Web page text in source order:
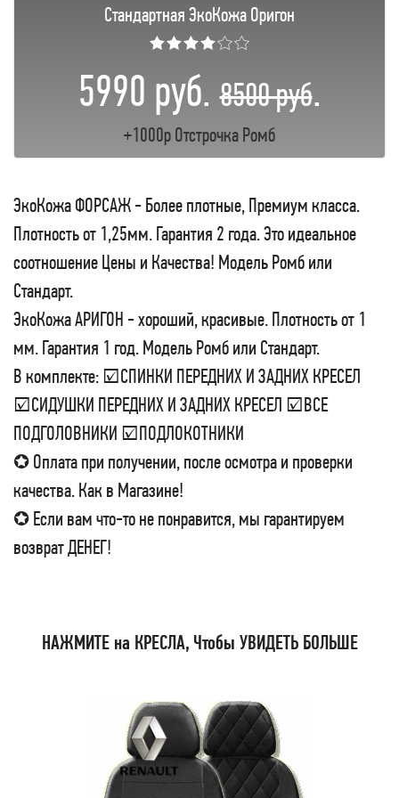
Стандартная ЭкоКожа Оригон
★★★★☆☆
5990 руб.8500 руб.
+1000р Отстрочка Ромб
ЭкоКожа ФОРСАЖ - Более плотные, Премиум класса.
Плотность от 1,25мм. Гарантия 2 года. Это идеальное
соотношение Цены и Качества! Модель Ромб или
Стандарт.
ЭкоКожа АРИГОН - хороший, красивые. Плотность от 1
мм. Гарантия 1 год. Модель Ромб или Стандарт.
В комплекте: ☑СПИНКИ ПЕРЕДНИХ И ЗАДНИХ КРЕСЕЛ
☑СИДУШКИ ПЕРЕДНИХ И ЗАДНИХ КРЕСЕЛ ☑ВСЕ
ПОДГОЛОВНИКИ ☑ПОДЛОКОТНИКИ
✪ Оплата при получении, после осмотра и проверки
качества. Как в Магазине!
✪ Если вам что-то не понравится, мы гарантируем
возврат ДЕНЕГ!
НАЖМИТЕ на КРЕСЛА, Чтобы УВИДЕТЬ БОЛЬШЕ